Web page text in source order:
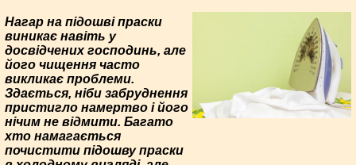
Нагар на підошві праски
виникає навіть у
досвідчених господинь, але
його чищення часто
викликає проблеми.
Здається, ніби забруднення
пристигло намертво і його
нічим не відмити. Багато
хто намагається
почистити підошву праски